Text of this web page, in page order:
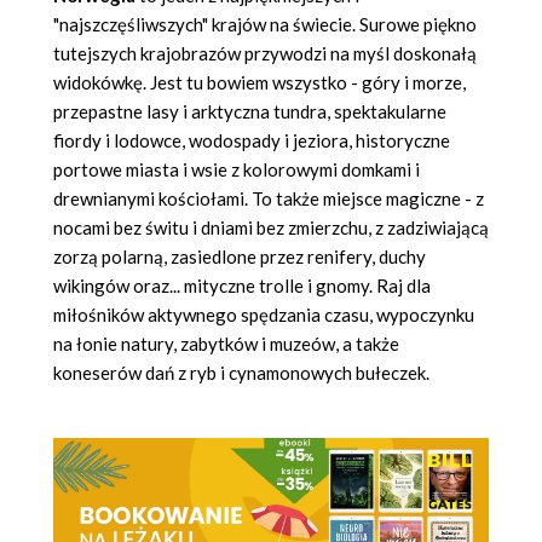
"najszczęśliwszych" krajów na świecie. Surowe piękno
tutejszych krajobrazów przywodzi na myśl doskonałą
widokówkę. Jest tu bowiem wszystko - góry i morze,
przepastne lasy i arktyczna tundra, spektakularne
fiordy i lodowce, wodospady i jeziora, historyczne
portowe miasta i wsie z kolorowymi domkami i
drewnianymi kościołami. To także miejsce magiczne - z
nocami bez świtu i dniami bez zmierzchu, z zadziwiającą
zorzą polarną, zasiedlone przez renifery, duchy
wikingów oraz... mityczne trolle i gnomy. Raj dla
miłośników aktywnego spędzania czasu, wypoczynku
na łonie natury, zabytków i muzeów, a także
koneserów dań z ryb i cynamonowych bułeczek.